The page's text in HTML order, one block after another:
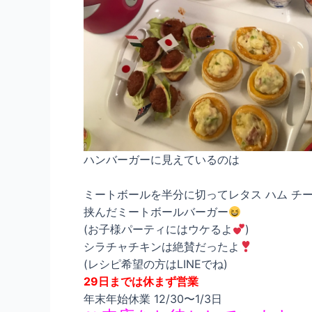
ハンバーガーに見えているのは
ミートボールを半分に切ってレタス ハム チ
挟んだミートボールバーガー
(お子様パーティにはウケるよ
)
シラチャチキンは絶賛だったよ
(レシピ希望の方はLINEでね)
29日までは休まず営業
年末年始休業 12/30〜1/3日